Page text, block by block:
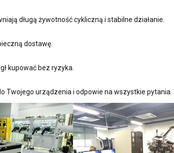
długą żywotność cykliczną i stabilne działanie.
dostawę.
kupować bez ryzyka.
Twojego urządzenia i odpowie na wszystkie pytania.